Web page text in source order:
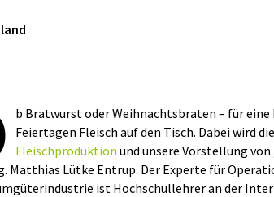
b Bratwurst oder Weihnachtsbraten – für
Feiertagen Fleisch auf den Tisch. Dabei wird die
Fleischproduktion und unsere Vorstellung
Matthias Lütke Entrup. Der Experte für
ist Hochschullehrer an der